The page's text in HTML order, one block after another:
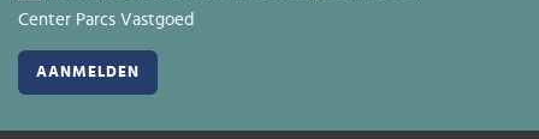
Center Parcs Vastgoed